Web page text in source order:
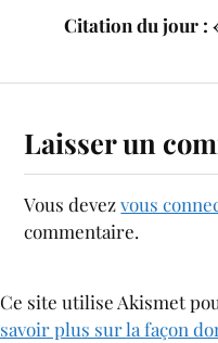
Citation du jour :
Laisser un
Vous devezvous
commentaire.
Ce site utilise Akismet
savoir plus sur la façon